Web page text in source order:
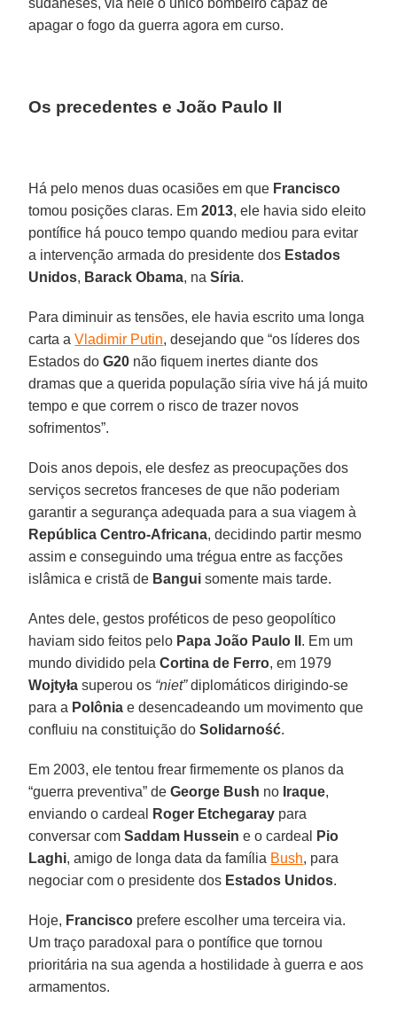
apagar o fogo da guerra agora em curso.
Os precedentes e João Paulo II
Há pelo menos duas ocasiões em que Francisco
tomou posições claras. Em2013, ele havia sido eleito
pontífice há pouco tempo quando mediou para evitar
a intervenção armada do presidente dos Estados
Unidos, Barack Obama, naSíria.
Para diminuir as tensões, ele havia escrito uma longa
carta aVladimir Putin, desejando que “os líderes dos
Estados doG20 não fiquem inertes diante dos
dramas que a querida população síria vive há já muito
tempo e que correm o risco de trazer novos
sofrimentos”.
Dois anos depois, ele desfez as preocupações dos
serviços secretos franceses de que não poderiam
garantir a segurança adequada para a sua viagem à
República Centro-Africana, decidindo partir mesmo
assim e conseguindo uma trégua entre as facções
islâmica e cristã de Bangui somente mais tarde.
Antes dele, gestos proféticos de peso geopolítico
haviam sido feitos pelo Papa João Paulo II . Em um
mundo dividido pelaCortina de Ferro, em 1979
Wojtyła superou os “niet”diplomáticos dirigindo-se
para a Polônia e desencadeando um movimento que
confluiu na constituição doSolidarność.
Em 2003, ele tentou frear firmemente os planos da
“guerra preventiva” deGeorge Bush no Iraque,
enviando o cardeal
Roger Etchegaray para
conversar comSaddam Hussein e o cardeal
Pio
Laghi, amigo de longa data da família Bush, para
negociar com o presidente dos Estados Unidos.
Hoje, Francisco prefere escolher uma terceira via.
Um traço paradoxal para o pontífice que tornou
prioritária na sua agenda a hostilidade à guerra e aos
armamentos.